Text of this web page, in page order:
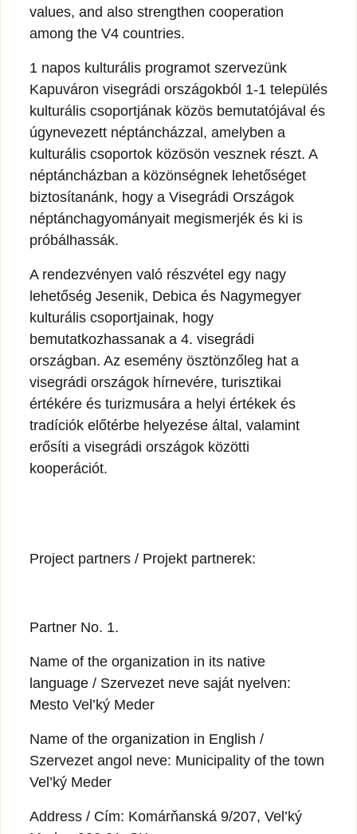
values, and also strengthen cooperation
among the V4 countries.
1 napos kulturális programot szervezünk
Kapuváron visegrádi országokból 1-1 település
kulturális csoportjának közös bemutatójával és
úgynevezett néptáncházzal, amelyben a
kulturális csoportok közösön vesznek részt. A
néptáncházban a közönségnek lehetőséget
biztosítanánk, hogy a Visegrádi Országok
néptánchagyományait megismerjék és ki is
próbálhassák.
A rendezvényen való részvétel egy nagy
lehetőség Jesenik, Debica és Nagymegyer
kulturális csoportjainak, hogy
bemutatkozhassanak a 4. visegrádi
országban. Az esemény ösztönzőleg hat a
visegrádi országok hírnevére, turisztikai
értékére és turizmusára a helyi értékek és
tradíciók előtérbe helyezése által, valamint
erősíti a visegrádi országok közötti
kooperációt.
Project partners / Projekt partnerek:
Partner No. 1.
Name of the organization in its native
language / Szervezet neve saját nyelven:
Mesto Vel’ký Meder
Name of the organization in English /
Szervezet angol neve: Municipality of the town
Vel’ký Meder
Address / Cím: Komárňanská 9/207, Vel’ký